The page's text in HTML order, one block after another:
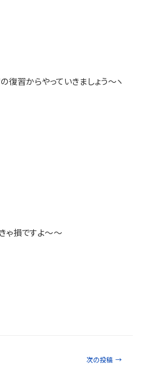
復習からやっていきましょう～ヽ
ゃ損ですよ～～
次の投稿 →